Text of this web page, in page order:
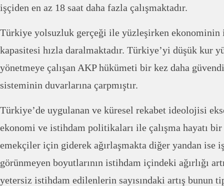
işçiden en az 18 saat daha fazla çalışmaktadır.
Türkiye yolsuzluk gerçeği ile yüzleşirken ekonominin
kapasitesi hızla daralmaktadır. Türkiye’yi düşük kur
yönetmeye çalışan AKP hükümeti bir kez daha
sisteminin duvarlarına çarpmıştır.
Türkiye’de uygulanan ve küresel rekabet ideolojisi
ekonomi ve istihdam politikaları ile çalışma hayatı
emekçiler için giderek ağırlaşmakta diğer yandan ise
görünmeyen boyutlarının istihdam içindeki ağırlığı
yetersiz istihdam edilenlerin sayısındaki artış bunun